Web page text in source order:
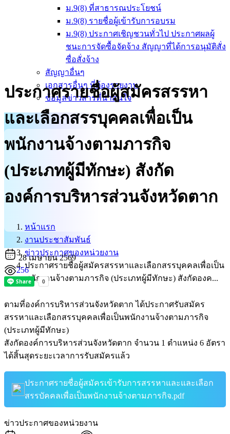
ม.9(8) ที่สาธารณประโยชน์
ม.9(8) รายชื่อผู้เข้ารับการอบรม
ม.9(8) ประกาศเชิญชวนทั่วไป ประกาศผลผู้
ชนะการจัดซื้อจัดจ้าง สัญญาที่ได้การอนุมัติสั่ง
ซื่อสั่งจ้าง
สัญญาอื่นๆ
เอกสารอื่นๆ ที่ต้องรายงาน
ข้อมูลข่าวสารที่น่าสนใจ
ประกาศรายชื่อผู้สมัครสรรหา
และเลือกสรรบุคคลเพื่อเป็น
พนักงานจ้างตามภารกิจ
(ประเภทผู้มีทักษะ) สังกัด
องค์การบริหารส่วนจังหวัดตาก
หน้าแรก
งานประชาสัมพันธ์
ข่าวประกาศของหน่วยงาน
ประกาศรายชื่อผู้สมัครสรรหาและเลือกสรรบุคคลเพื่อเป็น
พนักงานจ้างตามภารกิจ (ประเภทผู้มีทักษะ) สังกัดองค...
28 เมษายน 2569
256
ตามที่องค์การบริหารส่วนจังหวัดตาก ได้ประกาศรับสมัคร
สรรหาและเลือกสรรบุคคลเพื่อเป็นพนักงานจ้างตามภารกิจ
(ประเภทผู้มีทักษะ)
สังกัดองค์การบริหารส่วนจังหวัดตาก จำนวน 1 ตำแหน่ง 6 อัตรา
ได้สิ้นสุดระยะเวลาการรับสมัครแล้ว
ประกาศรายชื่อผู้สมัครเข้ารับการสรรหาและและเลือก
สรรบัคคลเพื่อเป็นพนักงานจ้างตามภารกิจ.pdf
ข่าวประกาศของหน่วยงาน